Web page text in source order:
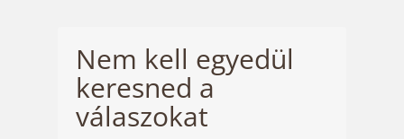
Nem kell egyedül
keresned a
válaszokat